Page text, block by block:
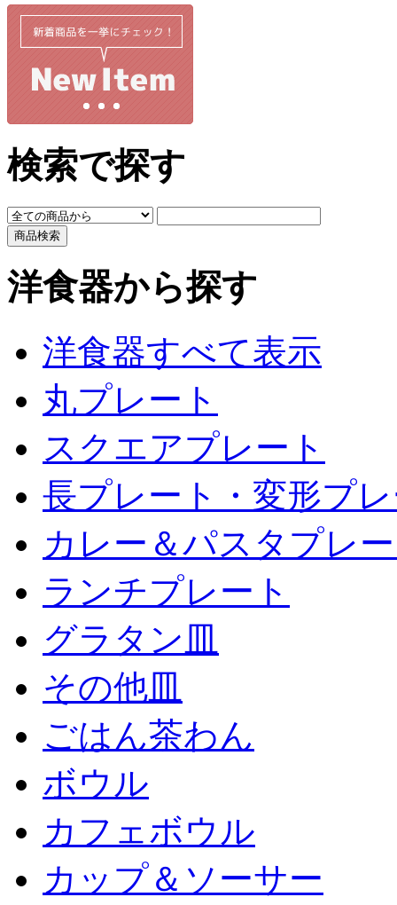
検索で探す
洋食器から探す
洋食器すべて表示
丸プレート
スクエアプレート
長プレート・変形プ
カレー＆パスタプレ
ランチプレート
グラタン皿
その他皿
ごはん茶わん
ボウル
カフェボウル
カップ＆ソーサー